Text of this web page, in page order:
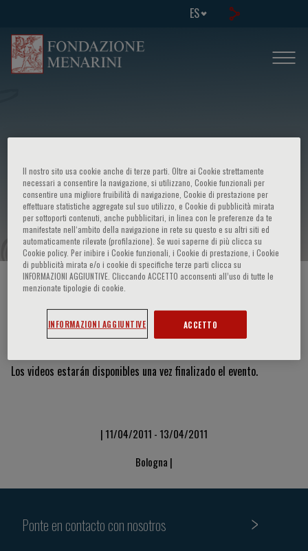
ES
European School of Genetic Medicine
- Course in: "Cognitive Disorders"
HOME PAGE / CURSOS Y EVENTOS
Vídeos y diapositivas
Los videos estarán disponibles una vez finalizado el evento.
| 11/04/2011 - 13/04/2011
Bologna |
Ponte en contacto con nosotros
Il nostro sito usa cookie anche di terze parti. Oltre ai Cookie strettamente
necessari a consentire la navigazione, si utilizzano, Cookie funzionali per
consentire una migliore fruibilità di navigazione, Cookie di prestazione per
effettuare statistiche aggregate sul suo utilizzo, e Cookie di pubblicità mirata
per sottoporti contenuti, anche pubblicitari, in linea con le preferenze da te
manifestate nell‘ambito della navigazione in rete su questo e su altri siti ed
automaticamente rilevate (profilazione). Se vuoi saperne di più clicca su
Cookie policy. Per inibire i Cookie funzionali, i Cookie di prestazione, i Cookie
di pubblicità mirata e/o i cookie di specifiche terze parti clicca su
INFORMAZIONI AGGIUNTIVE. Cliccando ACCETTO acconsenti all’uso di tutte le
menzionate tipologie di cookie.
INFORMAZIONI AGGIUNTIVE ACCETTO